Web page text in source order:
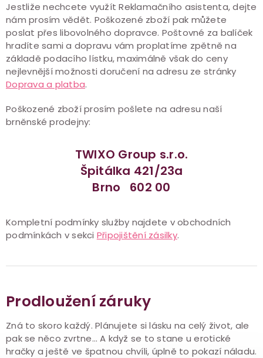
Jestliže nechcete využít Reklamačního asistenta, dejte
nám prosím vědět. Poškozené zboží pak můžete
poslat přes libovolného dopravce. Poštovné za balíček
hradíte sami a dopravu vám proplatíme zpětně na
základě podacího lístku, maximálně však do ceny
nejlevnější možnosti doručení na adresu ze stránky
Doprava a platba.
Poškozené zboží prosím pošlete na adresu naší
brněnské prodejny:
TWIXO Group s.r.o.
Špitálka 421/23a
Brno 602 00
Kompletní podmínky služby najdete v obchodních
podmínkách v sekci Připojištění zásilky.
Prodloužení záruky
Zná to skoro každý. Plánujete si lásku na celý život, ale
pak se něco zvrtne… A když se to stane u erotické
hračky a ještě ve špatnou chvíli, úplně to pokazí náladu.